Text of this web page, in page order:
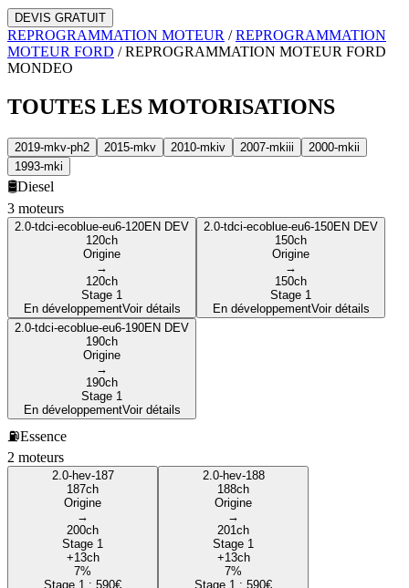
DEVIS GRATUIT
REPROGRAMMATION MOTEUR /REPROGRAMMATION
MOTEUR FORD /REPROGRAMMATION MOTEUR FORD
MONDEO
TOUTES LES MOTORISATIONS
2019-mkv-ph2 2015-mkv 2010-mkiv 2007-mkiii
2000-mkii
1993-mki
🛢️Diesel
3 moteurs
2.0-tdci-ecoblue-eu6-120EN DEV
120ch
Origine
→
120ch
Stage 1
En développementVoir détails
2.0-tdci-ecoblue-eu6-150EN DEV
150ch
Origine
→
150ch
Stage 1
En développementVoir détails
2.0-tdci-ecoblue-eu6-190EN DEV
190ch
Origine
→
190ch
Stage 1
En développementVoir détails
⛽Essence
2 moteurs
2.0-hev-187
187ch
Origine
→
200ch
Stage 1
+13ch
7%
Stage 1 : 590€
2.0-hev-188
188ch
Origine
→
201ch
Stage 1
+13ch
7%
Stage 1 : 590€